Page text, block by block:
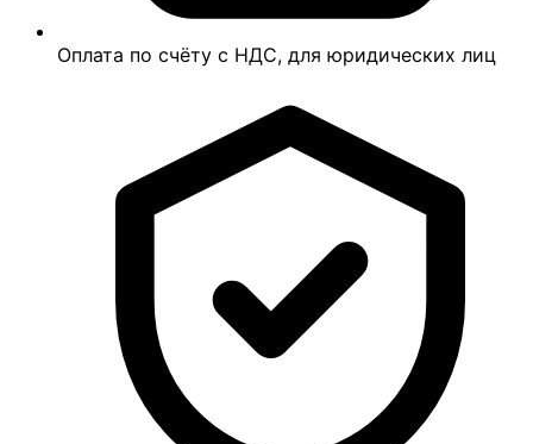
Оплата по счёту с НДС, для юридических лиц